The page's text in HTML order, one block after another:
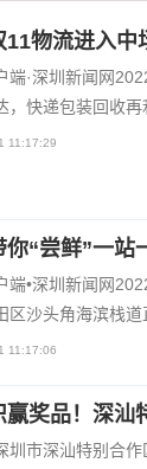
11物流进入
端·深圳新闻网
，快递包装回收
11:17:29
你“尝鲜”一站
端•深圳新闻网
区沙头角海滨栈
11:17:06
赢奖品！深汕
圳市深汕特别合